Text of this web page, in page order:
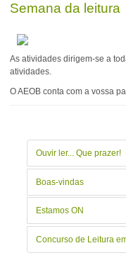
Semana da leitura
As atividades dirigem-se a
atividades.
O AEOB conta com a vossa
Ouvir ler... Que prazer!
Boas-vindas
Estamos ON
Concurso de Leitura